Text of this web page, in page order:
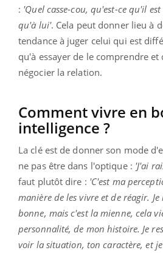
: 'Quel casse-cou, qu'est-ce qu'il
qu'à lui'. Cela peut donner lieu à
tendance à juger celui qui est
qu'à essayer de le comprendre
négocier la relation.
Comment vivre en
intelligence ?
La clé est de donner son mode
ne pas être dans l'optique : 'J'ai
faut plutôt dire : 'C'est ma
manière de les vivre et de réagir.
bonne, mais c'est la mienne, cela
personnalité, de mon histoire. Je
voir la situation, ton caractère, et